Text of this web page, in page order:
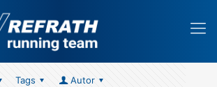
Tags
Autor